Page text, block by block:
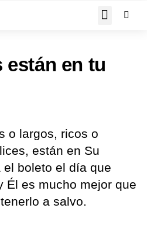
están en tu
o largos, ricos o
están en Su
boleto el día que
Él es mucho mejor que
a salvo.